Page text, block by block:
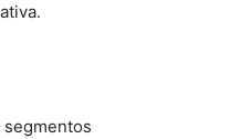
segmentos